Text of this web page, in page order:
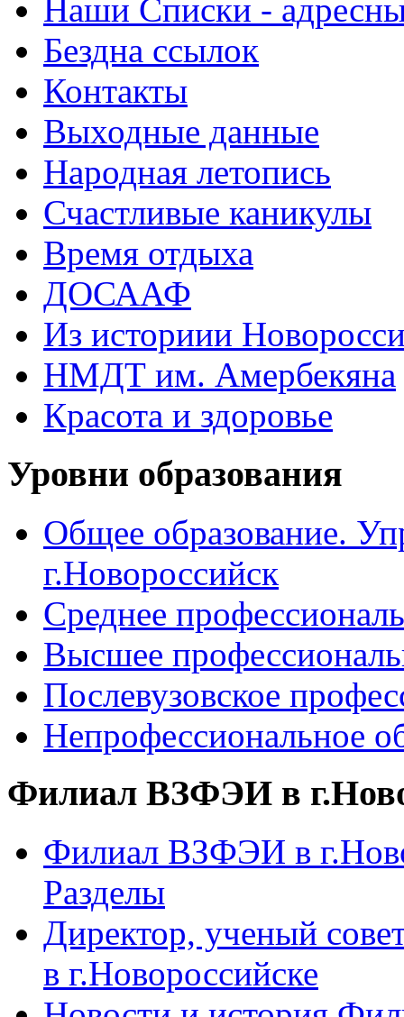
Наши Списки -
Бездна ссылок
Контакты
Выходные данные
Народная летопись
Счастливые каникулы
Время отдыха
ДОСААФ
Из историии
НМДТ им. Амербекяна
Красота и здоровье
Уровни образования
Общее образование.
г.Новороссийск
Среднее
Высшее
Послевузовское
Непрофессиональное
Филиал ВЗФЭИ в
Филиал ВЗФЭИ в
Разделы
Директор, ученый
в г.Новороссийске